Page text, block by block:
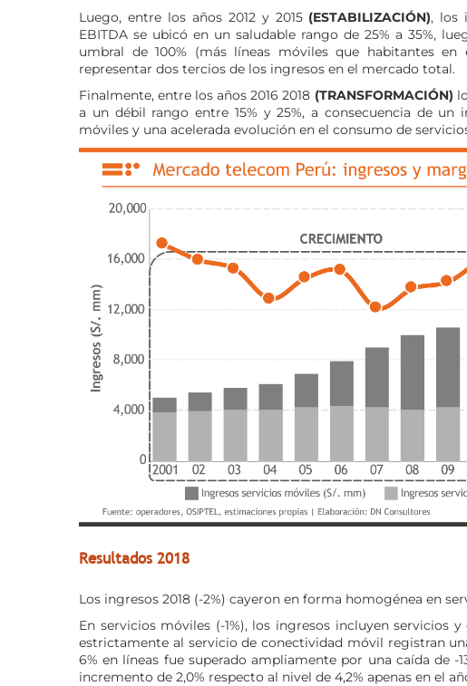
Luego, entre los años 2012 y 2015 (ESTABILIZACIÓN), los
EBITDA se ubicó en un saludable rango de 25% a 35%,
umbral de 100% (más líneas móviles que habitantes
representar dos tercios de los ingresos en el mercado total.
Finalmente, entre los años 2016 2018 (TRANSFORMACIÓN)
a un débil rango entre 15% y 25%, a consecuencia de
móviles y una acelerada evolución en el consumo de
Resultados 2018
Los ingresos 2018 (-2%) cayeron en forma homogénea en
En servicios móviles (-1%), los ingresos incluyen servicios
estrictamente al servicio de conectividad móvil registran
6% en líneas fue superado ampliamente por una caída de -
incremento de 2,0% respecto al nivel de 4,2% apenas en el